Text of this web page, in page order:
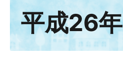
平成26年